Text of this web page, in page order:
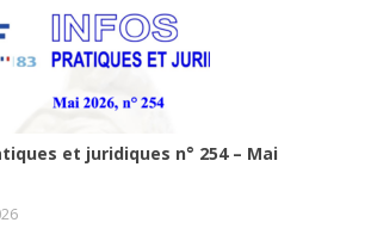
et juridiques n° 254 – Mai